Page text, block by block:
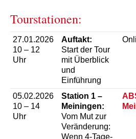
Tourstationen:
27.01.2026
10 – 12
Uhr
Auftakt:
Start der Tour
mit Überblick
und
Einführung
05.02.2026
10 – 14
Uhr
Station 1 –
Meiningen:
Vom Mut zur
Veränderung:
Wenn 4-Tage-